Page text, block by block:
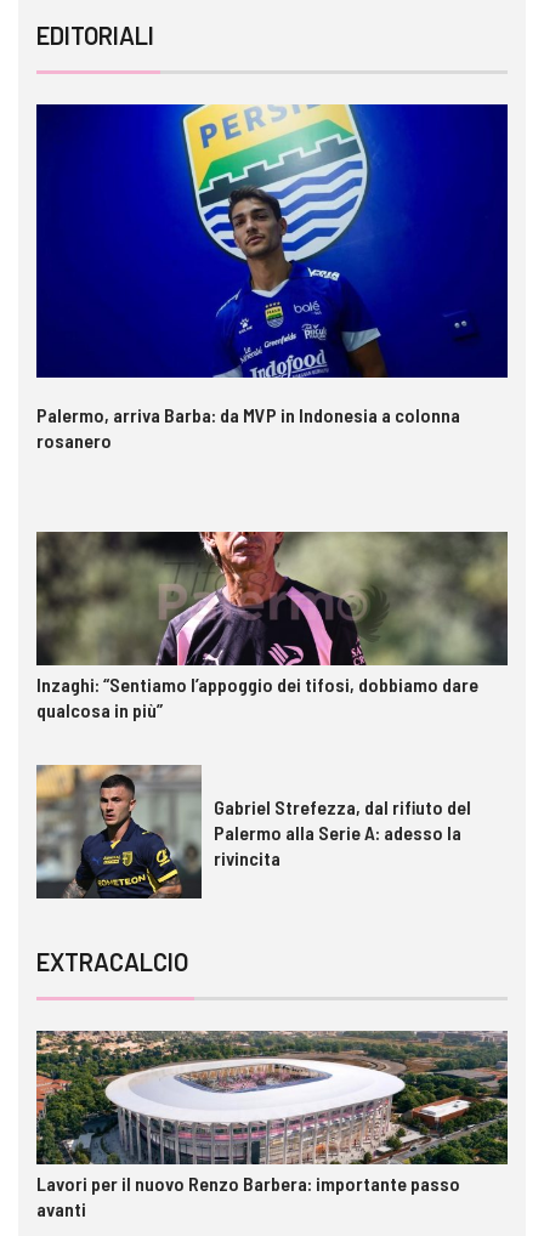
EDITORIALI
Palermo, arriva Barba: da MVP in Indonesia a colonna
rosanero
Inzaghi: “Sentiamo l’appoggio dei tifosi, dobbiamo dare
qualcosa in più”
Gabriel Strefezza, dal rifiuto del
Palermo alla Serie A: adesso la
rivincita
EXTRACALCIO
Lavori per il nuovo Renzo Barbera: importante passo
avanti